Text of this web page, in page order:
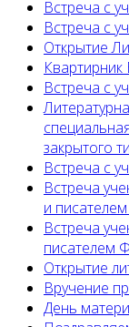
Встреча с
Встреча с
Открытие
Встреча с
закрытого
Встреча с
Встреча
и
Встреча
писателем
Открытие
Вручение
День